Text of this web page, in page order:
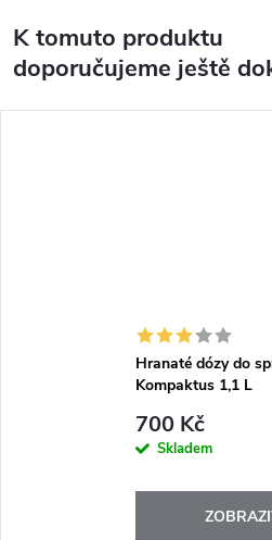
K tomuto produktu
doporučujeme ještě
Hranaté dózy do
Kompaktus 1,1 L
700 Kč
Skladem